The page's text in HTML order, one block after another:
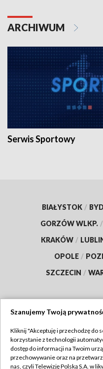
ARCHIWUM
Serwis Sportowy
BIAŁYSTOK /
GORZÓW WLKP. /
KRAKÓW /
OPOLE /
SZCZECIN /
Abonament TVP
Szanujemy Twoją
Kliknij "Akceptuję i przechodzę do
korzystanie z technologii
dostęp do informacji na Twoim
przechowywanie oraz na
nas, czyli Telewizję Polską S.A. w